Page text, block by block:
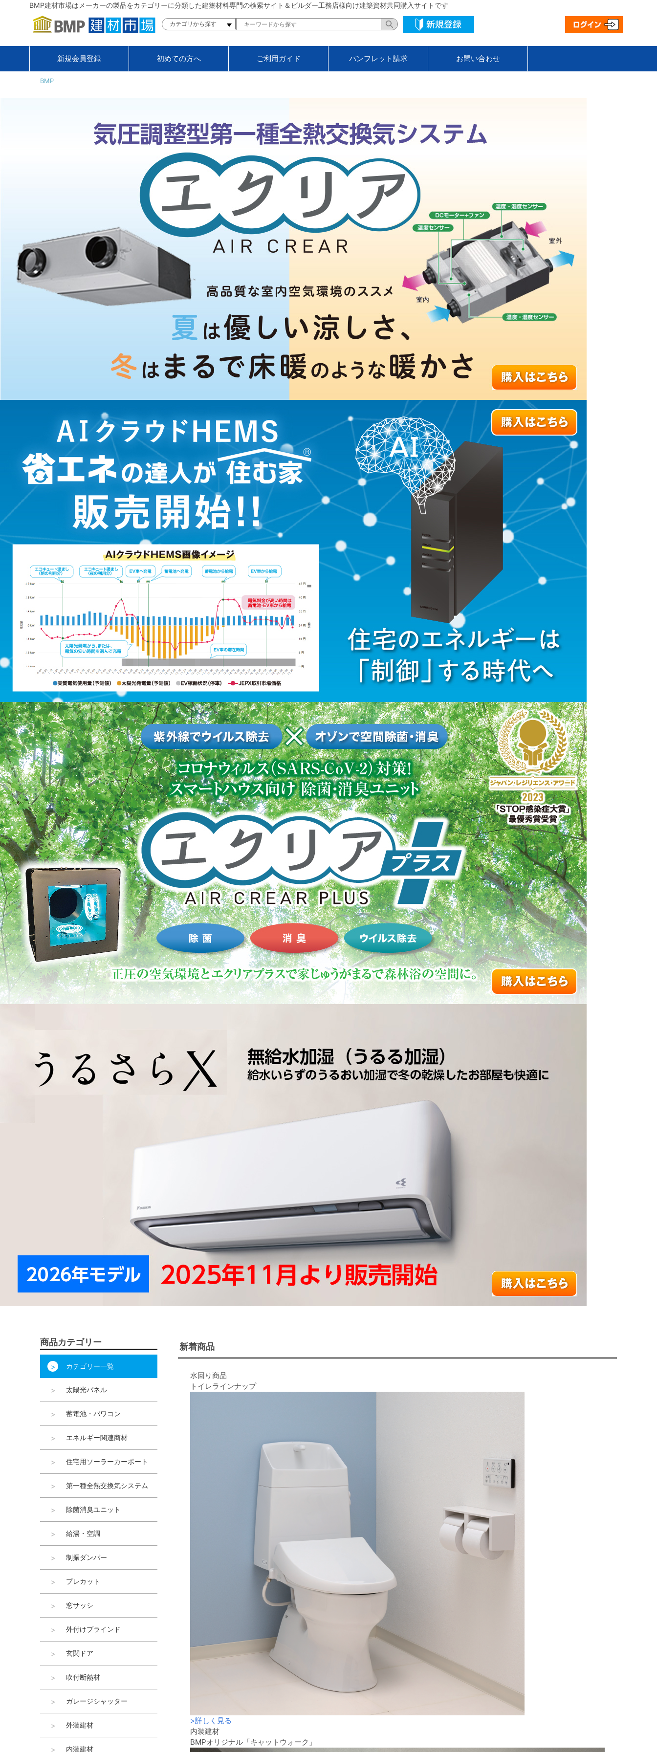
BMP建材市場はメーカーの製品をカテゴリーに分類した建築材料専門の検索サイト＆ビルダー工務店様向け建築資材共同購入サイトです
カテゴリから探す
新規会員登録 初めての方へ ご利用ガイド パンフレット請求 お問い合わせ
BMP
新着商品
水回り商品
トイレラインナップ
>詳しく見る
内装建材
BMPオリジナル「キャットウォーク」
商品カテゴリー
カテゴリー一覧
太陽光パネル
蓄電池・パワコン
エネルギー関連商材
住宅用ソーラーカーポート
第一種全熱交換気システム
除菌消臭ユニット
給湯・空調
制振ダンパー
プレカット
窓サッシ
外付けブラインド
玄関ドア
吹付断熱材
ガレージシャッター
外装建材
内装建材